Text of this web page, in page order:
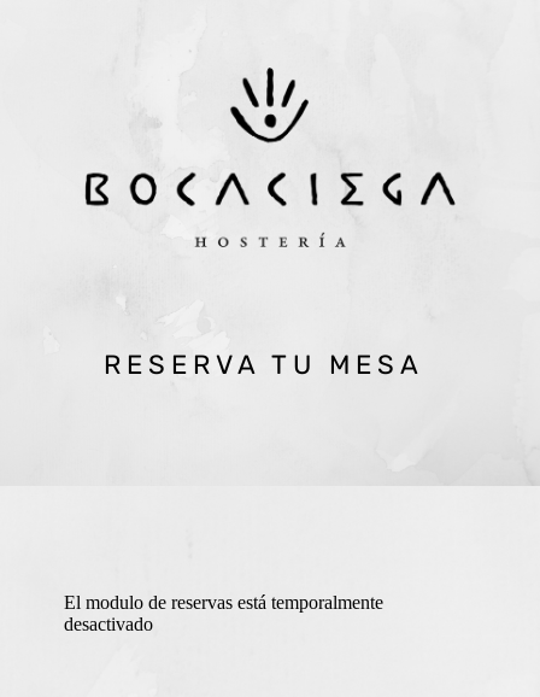
RESERVA TU MESA